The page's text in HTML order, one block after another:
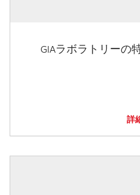
GIAラボラトリーの
詳